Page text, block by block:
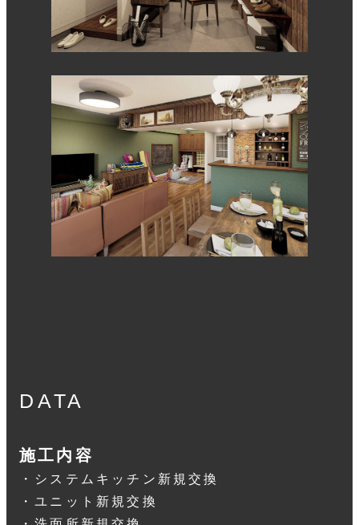
DATA
施工内容
・システムキッチン新規交換
・ユニット新規交換